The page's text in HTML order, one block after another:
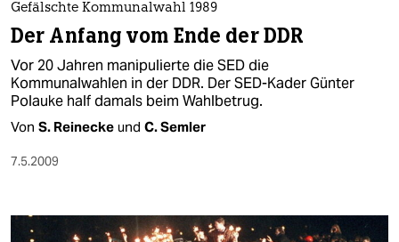
Gefälschte Kommunalwahl 1989
Der Anfang vom Ende der DDR
Vor 20 Jahren manipulierte die SED die
Kommunalwahlen in der DDR. Der SED-Kader Günter
Polauke half damals beim Wahlbetrug.
Von S. Reinecke und C. Semler
7.5.2009